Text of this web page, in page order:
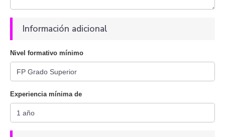
Información adicional
Nivel formativo mínimo
Experiencia mínima de